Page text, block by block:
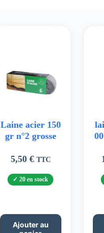
Laine acier 150
gr n°2 grosse
5,50 € TTC
20 en stock
Ajouter au